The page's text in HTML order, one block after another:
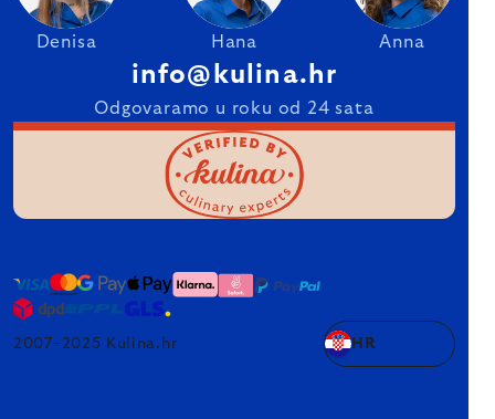
Denisa Hana Anna
info@kulina.hr
Odgovaramo u roku od 24 sata
2007–2025 Kulina.hr HR